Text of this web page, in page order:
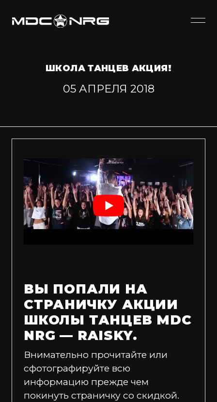
ШКОЛА ТАНЦЕВ АКЦИЯ!
05 АПРЕЛЯ 2018
ВЫ ПОПАЛИ НА
СТРАНИЧКУ АКЦИИ
ШКОЛЫ ТАНЦЕВ MDC
NRG — RAISKY.
Внимательно прочитайте или
сфотографируйте всю
информацию прежде чем
покинуть страничку со скидкой.